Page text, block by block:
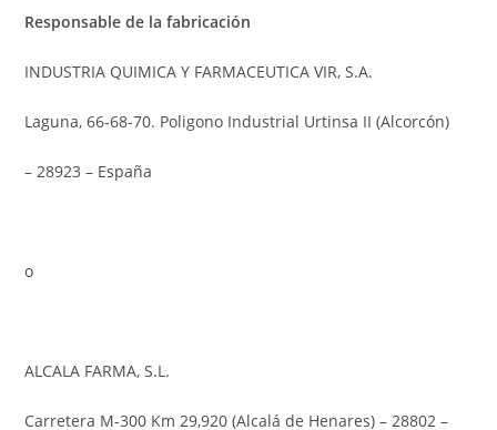
Responsable de la fabricación
INDUSTRIA QUIMICA Y FARMACEUTICA VIR, S.A.
Laguna, 66-68-70. Poligono Industrial Urtinsa II (Alcorcón)
– 28923 – España
o
ALCALA FARMA, S.L.
Carretera M-300 Km 29,920 (Alcalá de Henares) – 28802 –